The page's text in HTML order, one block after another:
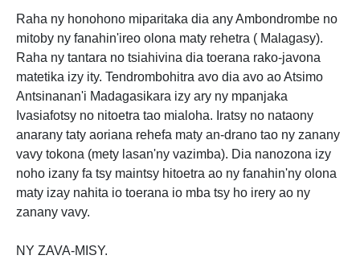
Raha ny honohono miparitaka dia any Ambondrombe no
mitoby ny fanahin'ireo olona maty rehetra ( Malagasy).
Raha ny tantara no tsiahivina dia toerana rako-javona
matetika izy ity. Tendrombohitra avo dia avo ao Atsimo
Antsinanan'i Madagasikara izy ary ny mpanjaka
Ivasiafotsy no nitoetra tao mialoha. Iratsy no nataony
anarany taty aoriana rehefa maty an-drano tao ny zanany
vavy tokona (mety lasan'ny vazimba). Dia nanozona izy
noho izany fa tsy maintsy hitoetra ao ny fanahin'ny olona
maty izay nahita io toerana io mba tsy ho irery ao ny
zanany vavy.
NY ZAVA-MISY.